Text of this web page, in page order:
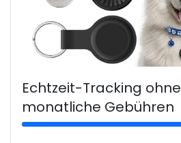
Echtzeit-Tracking ohne
monatliche Gebühren